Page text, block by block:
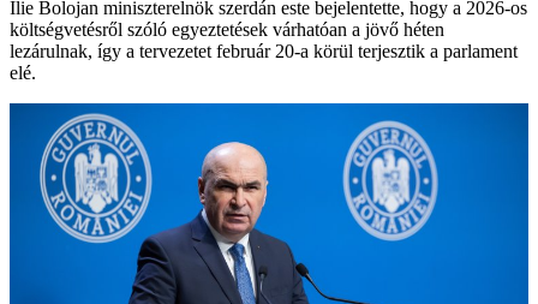
Ilie Bolojan miniszterelnök szerdán este bejelentette, hogy a 2026-os
költségvetésről szóló egyeztetések várhatóan a jövő héten
lezárulnak, így a tervezetet február 20-a körül terjesztik a parlament
elé.